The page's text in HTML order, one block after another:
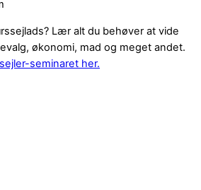
Lær alt du behøver at vide
økonomi, mad og meget andet.
seminaret her.